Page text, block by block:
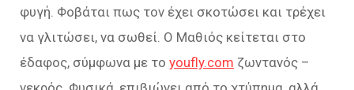
φυγή. Φοβάται πως τον έχει σκοτώσει και τρέχει
να γλιτώσει, να σωθεί. Ο Μαθιός κείτεται στο
έδαφος, σύμφωνα με το youfly.com ζωντανός –